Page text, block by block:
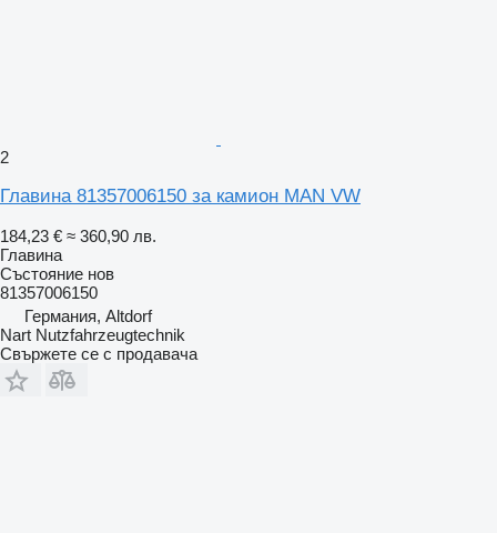
2
Главина 81357006150 за камион MAN VW
184,23 € ≈ 360,90 лв.
Главина
Състояние нов
81357006150
Германия, Altdorf
Nart Nutzfahrzeugtechnik
Свържете се с продавача